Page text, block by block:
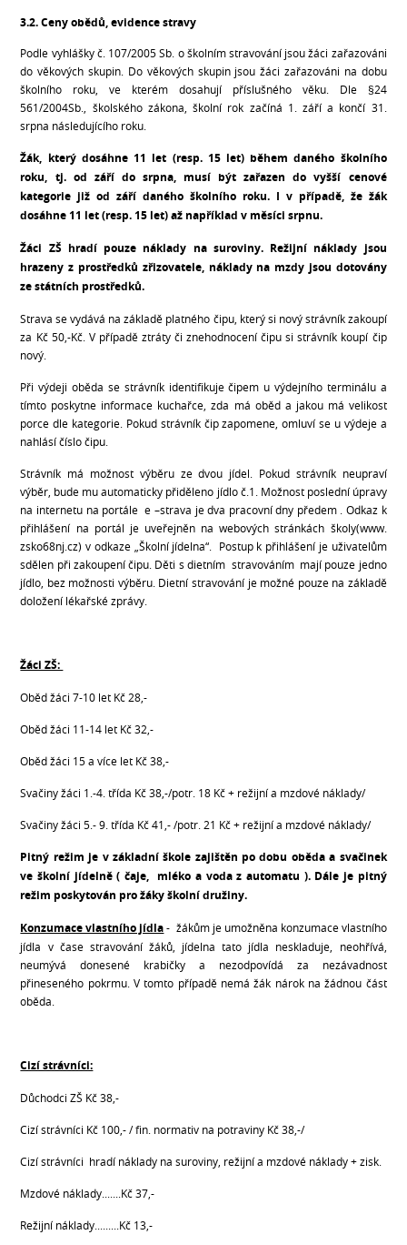
3.2. Ceny obědů, evidence stravy
Podle vyhlášky č. 107/2005 Sb. o školním stravování jsou žáci zařazováni
do věkových skupin. Do věkových skupin jsou žáci zařazováni na dobu
školního roku, ve kterém dosahují příslušného věku. Dle §24
561/2004Sb., školského zákona, školní rok začíná 1. září a končí 31.
srpna následujícího roku.
Žák, který dosáhne 11 let (resp. 15 let) během daného školního
roku, tj. od září do srpna, musí být zařazen do vyšší cenové
kategorie již od září daného školního roku. I v případě, že žák
dosáhne 11 let (resp. 15 let) až například v měsíci srpnu.
Žáci ZŠ hradí pouze náklady na suroviny. Režijní náklady jsou
hrazeny z prostředků zřizovatele, náklady na mzdy jsou dotovány
ze státních prostředků.
Strava se vydává na základě platného čipu, který si nový strávník zakoupí
za Kč 50,-Kč. V případě ztráty či znehodnocení čipu si strávník koupí čip
nový.
Při výdeji oběda se strávník identifikuje čipem u výdejního terminálu a
tímto poskytne informace kuchařce, zda má oběd a jakou má velikost
porce dle kategorie. Pokud strávník čip zapomene, omluví se u výdeje a
nahlásí číslo čipu.
Strávník má možnost výběru ze dvou jídel. Pokud strávník neupraví
výběr, bude mu automaticky přiděleno jídlo č.1. Možnost poslední úpravy
na internetu na portále e –strava je dva pracovní dny předem . Odkaz k
přihlášení na portál je uveřejněn na webových stránkách školy(www.
zsko68nj.cz) v odkaze „Školní jídelna“. Postup k přihlášení je uživatelům
sdělen při zakoupení čipu. Děti s dietním stravováním mají pouze jedno
jídlo, bez možnosti výběru. Dietní stravování je možné pouze na základě
doložení lékařské zprávy.
Žáci ZŠ:
Oběd žáci 7-10 let Kč 28,-
Oběd žáci 11-14 let Kč 32,-
Oběd žáci 15 a více let Kč 38,-
Svačiny žáci 1.-4. třída Kč 38,-/potr. 18 Kč + režijní a mzdové náklady/
Svačiny žáci 5.- 9. třída Kč 41,- /potr. 21 Kč + režijní a mzdové náklady/
Pitný režim je v základní škole zajištěn po dobu oběda a svačinek
ve školní jídelně ( čaje, mléko a voda z automatu ). Dále je pitný
režim poskytován pro žáky školní družiny.
Konzumace vlastního jídla- žákům je umožněna konzumace vlastního
jídla v čase stravování žáků, jídelna tato jídla neskladuje, neohřívá,
neumývá donesené krabičky a nezodpovídá za nezávadnost
přineseného pokrmu. V tomto případě nemá žák nárok na žádnou část
oběda.
Cizí strávníci:
Důchodci ZŠ Kč 38,-
Cizí strávníci Kč 100,- / fin. normativ na potraviny Kč 38,-/
Cizí strávníci hradí náklady na suroviny, režijní a mzdové náklady + zisk.
Mzdové náklady.......Kč 37,-
Režijní náklady.........Kč 13,-